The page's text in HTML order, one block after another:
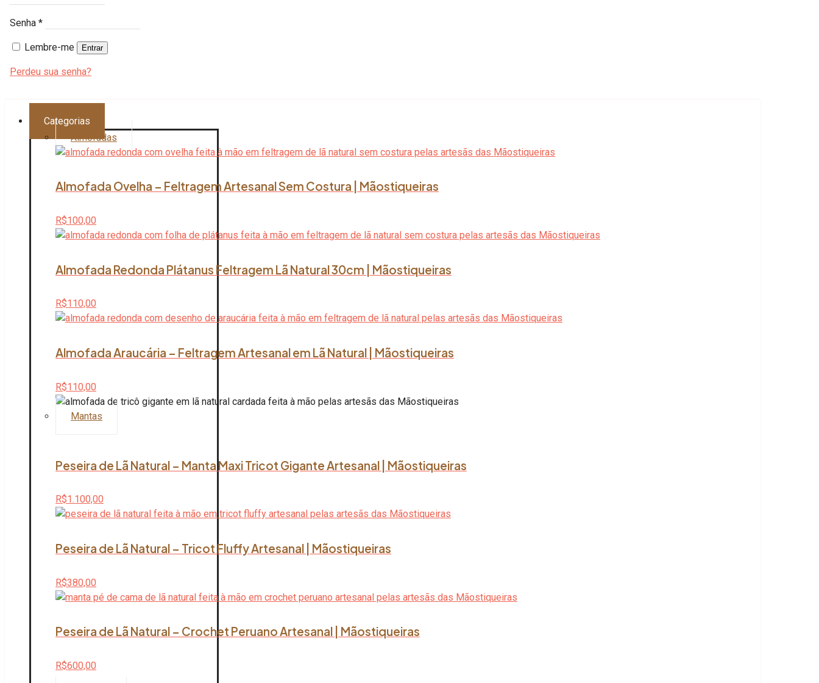
Senha *
Lembre-me Entrar
Perdeu sua senha?
Categorias
Almofadas
Almofada Ovelha – Feltragem Artesanal Sem Costura | Mãostiqueiras
R$100,00
Almofada Redonda Plátanus Feltragem Lã Natural 30cm | Mãostiqueiras
R$110,00
Almofada Araucária – Feltragem Artesanal em Lã Natural | Mãostiqueiras
R$110,00
Mantas
Peseira de Lã Natural – Manta Maxi Tricot Gigante Artesanal | Mãostiqueiras
R$1.100,00
Peseira de Lã Natural – Tricot Fluffy Artesanal | Mãostiqueiras
R$380,00
Peseira de Lã Natural – Crochet Peruano Artesanal | Mãostiqueiras
R$600,00